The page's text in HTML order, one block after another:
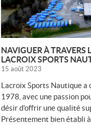
S
NAVIGUER À TRAVERS
LACROIX SPORTS
15 août 2023
Lacroix Sports Nautique a
1978, avec une passion
désir d’offrir une qualité
Présentement bien établi